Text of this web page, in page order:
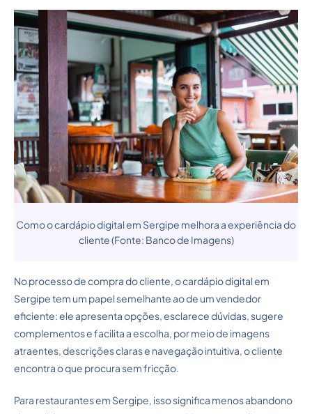
Como o cardápio digital em Sergipe melhora a experiência do
cliente (Fonte: Banco de Imagens)
No processo de compra do cliente, o cardápio digital em
Sergipe tem um papel semelhante ao de um vendedor
eficiente: ele apresenta opções, esclarece dúvidas, sugere
complementos e facilita a escolha, por meio de imagens
atraentes, descrições claras e navegação intuitiva, o cliente
encontra o que procura sem fricção.
Para restaurantes em Sergipe, isso significa menos abandono